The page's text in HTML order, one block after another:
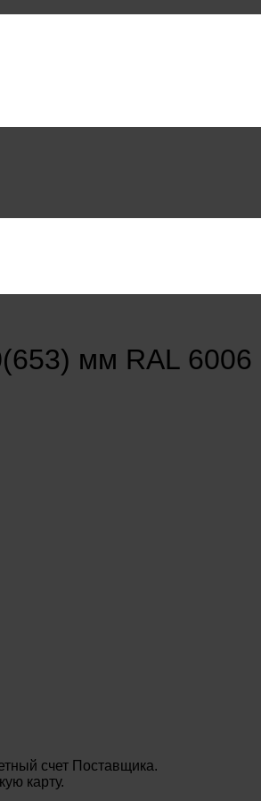
мм RAL 6006
счет Поставщика.
карту.